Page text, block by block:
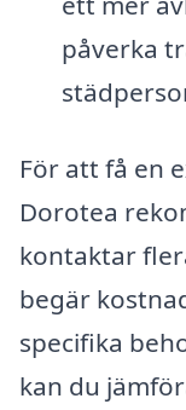
påverka
För att få en
Dorotea
kontaktar
begär
specifika
kan du